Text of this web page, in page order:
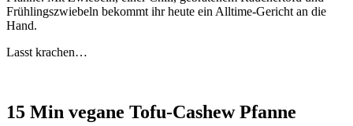
Frühlingszwiebeln bekommt ihr heute ein Alltime-Gericht an die
Hand.
Lasst krachen…
15 Min vegane Tofu-Cashew Pfanne